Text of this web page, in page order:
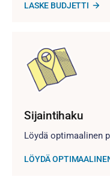
LASKE BUDJETTI
Sijaintihaku
Löydä optimaalinen
LÖYDÄ